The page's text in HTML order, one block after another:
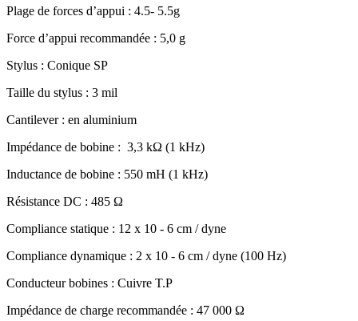
Plage de forces d’appui : 4.5- 5.5g
Force d’appui recommandée : 5,0 g
Stylus : Conique SP
Taille du stylus : 3 mil
Cantilever : en aluminium
Impédance de bobine : 3,3 kΩ (1 kHz)
Inductance de bobine : 550 mH (1 kHz)
Résistance DC : 485 Ω
Compliance statique : 12 x 10 - 6 cm / dyne
Compliance dynamique : 2 x 10 - 6 cm / dyne (100 Hz)
Conducteur bobines : Cuivre T.P
Impédance de charge recommandée : 47 000 Ω